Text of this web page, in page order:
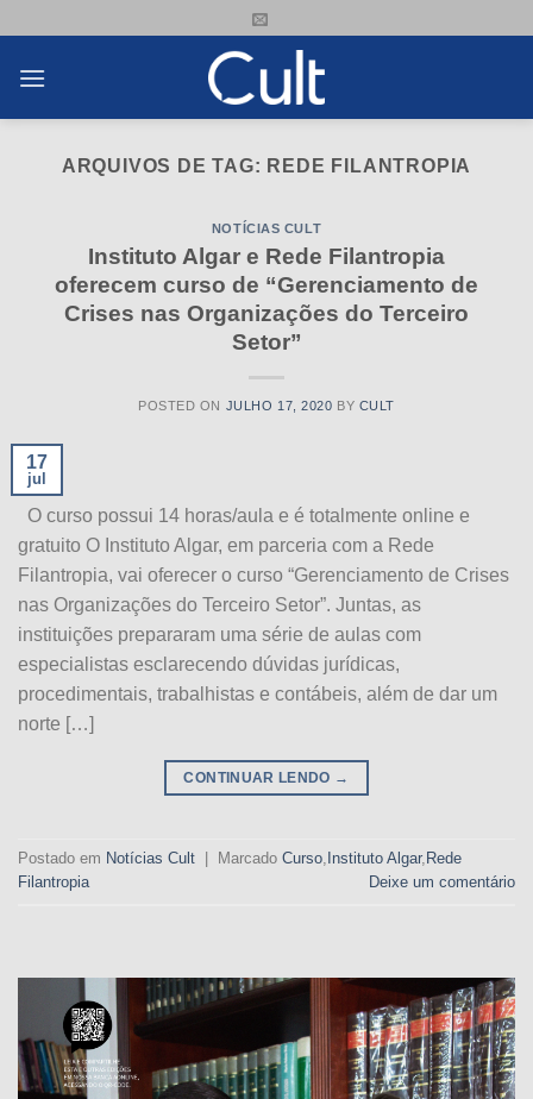
content
ARQUIVOS DE TAG: REDE FILANTROPIA
NOTÍCIAS CULT
Instituto Algar e Rede Filantropia
oferecem curso de “Gerenciamento de
Crises nas Organizações do Terceiro
Setor”
POSTED ON JULHO 17, 2020 BY CULT
17
jul
O curso possui 14 horas/aula e é totalmente online e
gratuito O Instituto Algar, em parceria com a Rede
Filantropia, vai oferecer o curso “Gerenciamento de Crises
nas Organizações do Terceiro Setor”. Juntas, as
instituições prepararam uma série de aulas com
especialistas esclarecendo dúvidas jurídicas,
procedimentais, trabalhistas e contábeis, além de dar um
norte […]
CONTINUAR LENDO →
Postado em Notícias Cult Marcado Curso Instituto Algar, Rede
Filantropia
Deixe um comentário